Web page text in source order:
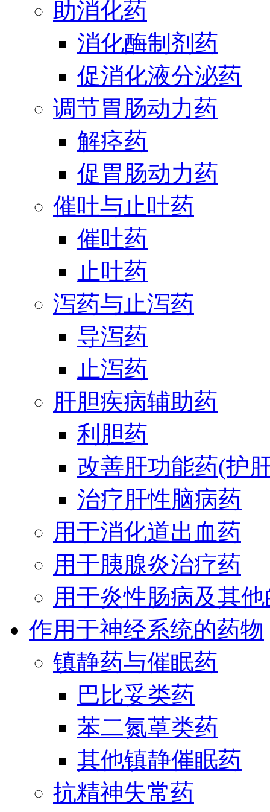
助消化药
消化酶制剂药
促消化液分泌药
调节胃肠动力药
解痉药
促胃肠动力药
催吐与止吐药
催吐药
止吐药
泻药与止泻药
导泻药
止泻药
肝胆疾病辅助药
利胆药
改善肝功能药(护
治疗肝性脑病药
用于消化道出血药
用于胰腺炎治疗药
用于炎性肠病及其
作用于神经系统的药物
镇静药与催眠药
巴比妥类药
苯二氮䓬类药
其他镇静催眠药
抗精神失常药